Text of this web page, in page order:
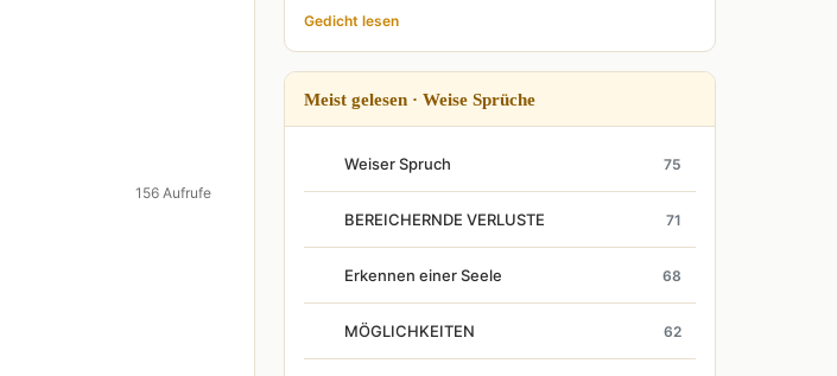
156 Aufrufe
Gedicht lesen
Meist gelesen · Weise Sprüche
Weiser Spruch 75
BEREICHERNDE VERLUSTE 71
Erkennen einer Seele 68
MÖGLICHKEITEN 62